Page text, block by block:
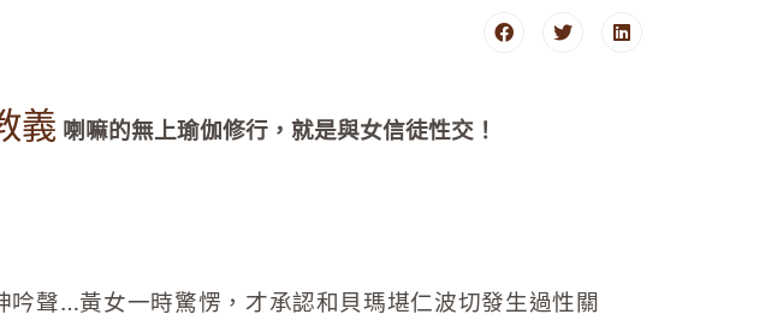
義 喇嘛的無上瑜伽修行，就是與女信徒性交！
吟聲…黃女一時驚愣，才承認和貝瑪堪仁波切發生過性關